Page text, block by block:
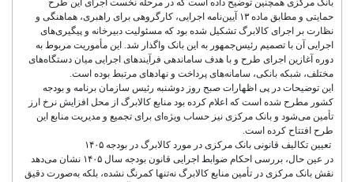
بانک مرکزی همچنین توضیح داده است که در مرحله نخست اجرای این طرح
حمایتی و مطابق ماده ۱۳ آیین‌نامه اجرایی، کارگروهی برای راهبری، هماهنگی و
نظارت بر اجرای کالابرگ تشکیل شده بود که مسئولیت دبیرخانه و پیگیری‌های
اجرایی آن با تصمیم رئیس‌جمهور به این بانک واگذار شد. این مأموریت مربوط به
دوره آغازین اجرای طرح و با هدف ساماندهی فرآیندهای اجرایی میان دستگاه‌های
مختلف، شبکه بانکی، سامانه‌های پرداخت و نهادهای مرتبط بوده است.
این توضیحات در پی اظهارات صبح روز دوشنبه رئیس سازمان برنامه و بودجه
کشور مطرح شده است که اعلام کرده بود منابع کالابرگ از محل افزایش نرخ ارز
تأمین می‌شود و بانک مرکزی نیز حساب ویژه‌ای برای تجمیع و مدیریت منابع این
طرح افتتاح کرده است.
تعیین تکالیف قانونی بانک مرکزی در مورد کالابرگ در بودجه ۱۴۰۵
در عین حال، بررسی احکام ضوابط اجرایی قانون بودجه سال ۱۴۰۵ نشان می‌دهد
نقش بانک مرکزی در تأمین منابع کالابرگ نه‌تنها کمرنگ نشده، بلکه به‌صورت دقیق